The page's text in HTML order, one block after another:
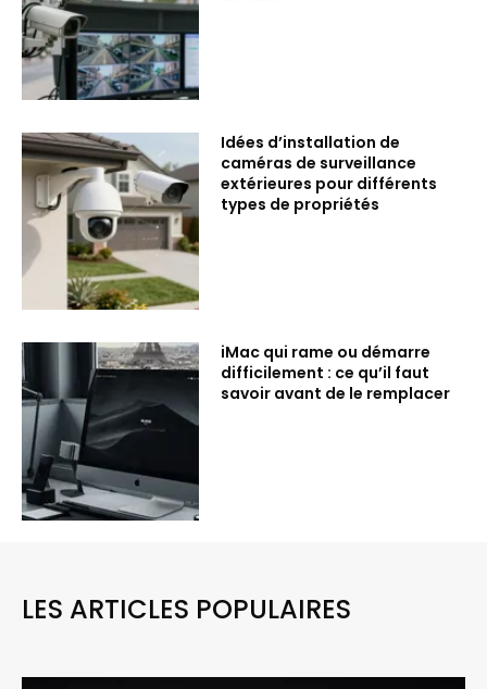
Idées d’installation de
caméras de surveillance
extérieures pour différents
types de propriétés
iMac qui rame ou démarre
difficilement : ce qu’il faut
savoir avant de le remplacer
LES ARTICLES POPULAIRES